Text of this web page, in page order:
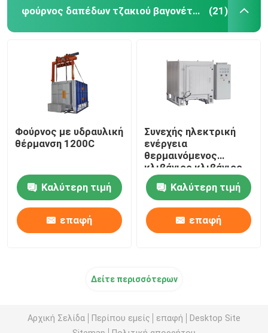
φούρνος δαπέδων τζακιού βαγονέτων (21)
Φούρνος με υδραυλική
θέρμανση 1200C
Καλύτερη τιμή
επαφή
Συνεχής ηλεκτρική
ενέργεια
θερμαινόμενος
κλιβάνιος κλιβάνιος
κλιβάνιος κλιβάνιος
κλίβανος 2 τόνων
Καλύτερη τιμή
επαφή
Δείτε περισσότερων
Αρχική Σελίδα Περίπου εμείς επαφή
Desktop Site